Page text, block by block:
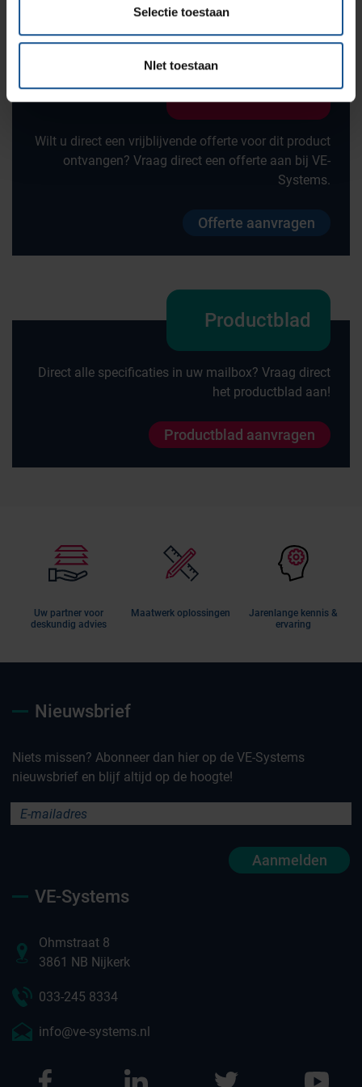
Selectie toestaan
NIet toestaan
Offerte
Wilt u direct een vrijblijvende offerte voor dit product
ontvangen? Vraag direct een offerte aan bij VE-
Systems.
Offerte aanvragen
Productblad
Direct alle specificaties in uw mailbox? Vraag direct
het productblad aan!
Productblad aanvragen
Uw partner voor
deskundig advies
Maatwerk oplossingen
Jarenlange kennis &
ervaring
Nieuwsbrief
Niets missen? Abonneer dan hier op de VE-Systems
nieuwsbrief en blijf altijd op de hoogte!
Aanmelden
VE-Systems
Ohmstraat 8
3861 NB Nijkerk
033-245 8334
info@ve-systems.nl